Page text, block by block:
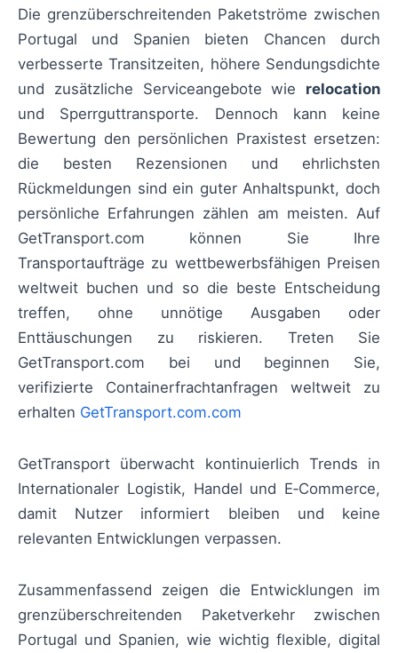
Die grenzüberschreitenden Paketströme zwischen
Portugal und Spanien bieten Chancen durch
verbesserte Transitzeiten, höhere Sendungsdichte
und zusätzliche Serviceangebote wie relocation
und Sperrguttransporte. Dennoch kann keine
Bewertung den persönlichen Praxistest ersetzen:
die besten Rezensionen und ehrlichsten
Rückmeldungen sind ein guter Anhaltspunkt, doch
persönliche Erfahrungen zählen am meisten. Auf
GetTransport.com können Sie Ihre
Transportaufträge zu wettbewerbsfähigen Preisen
weltweit buchen und so die beste Entscheidung
treffen, ohne unnötige Ausgaben oder
Enttäuschungen zu riskieren. Treten Sie
GetTransport.com bei und beginnen Sie,
verifizierte Containerfrachtanfragen weltweit zu
erhalten GetTransport.com.com
GetTransport überwacht kontinuierlich Trends in
Internationaler Logistik, Handel und E‑Commerce,
damit Nutzer informiert bleiben und keine
relevanten Entwicklungen verpassen.
Zusammenfassend zeigen die Entwicklungen im
grenzüberschreitenden Paketverkehr zwischen
Portugal und Spanien, wie wichtig flexible, digital